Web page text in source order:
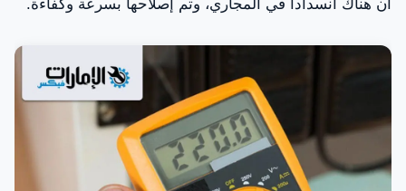
أن هناك انسداداً في المجاري، وتم إصلاحها بسرعة وكفاءة.